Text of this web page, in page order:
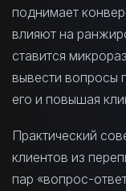
поднимает
влияют на
ставится
вывести вопросы
его и повышая
Практический
клиентов из
пар «вопрос-